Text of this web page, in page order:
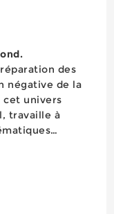
des
négative de la
cet univers
travaille à